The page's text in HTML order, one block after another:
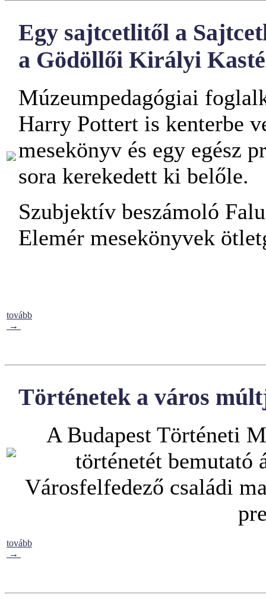
Egy sajtcetlitől a
a Gödöllői Királyi
Múzeumpedagógiai
Harry Pottert is kenterbe
mesekönyv és egy egész
sora kerekedett ki belőle.
Szubjektív beszámoló
Elemér mesekönyvek
tovább
→
Történetek a város
A Budapest Történeti
történetét bemutató
Városfelfedező családi
tovább
→